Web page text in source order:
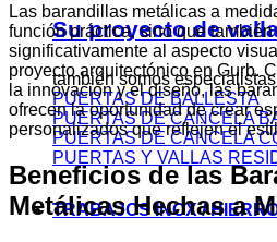
Su proyecto de
también somos
PUERTAS DE BALLESTA
PUERTAS DE CANCELA
PUERTAS DE CANCELA
PUERTAS Y VALLAS
TRABAJOS INOX /
Las barandillas metálicas a
función práctica, sino que también
significativamente al aspecto
proyecto arquitectónico en Gurb.
la innovación y el diseño, las
ofrecen la oportunidad de crear
personalizados que reflejen el
Beneficios de las
Metálicas Hechas a